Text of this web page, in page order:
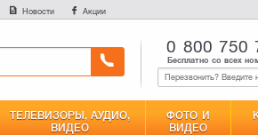
Новости Акции
0 800 750
Бесплатно со всех
ТЕЛЕВИЗОРЫ, АУДИО,
ВИДЕО
ФОТО И
ВИДЕО